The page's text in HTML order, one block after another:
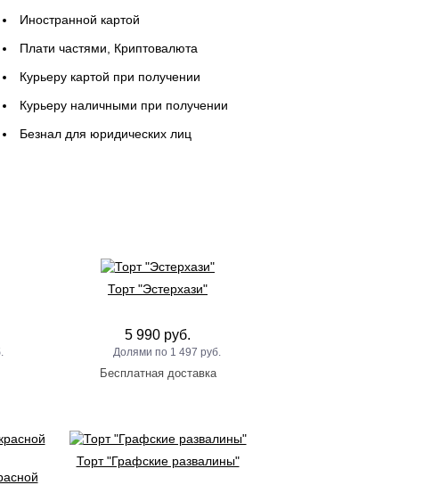
Иностранной картой
Плати частями, Криптовалюта
Курьеру картой при получении
Курьеру наличными при получении
Безнал для юридических лиц
Торт "Эстерхази"
5 990 руб.
1 497 руб.
Торт "Графские развалины"